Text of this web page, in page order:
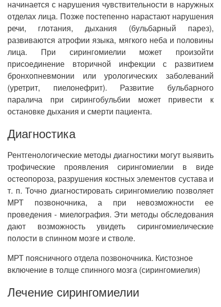
начинается с нарушения чувствительности в наружных
отделах лица. Позже постепенно нарастают нарушения
речи, глотания, дыхания (бульбарный парез),
развиваются атрофии языка, мягкого неба и половины
лица. При сирингомиелии может произойти
присоединение вторичной инфекции с развитием
бронхопневмонии или урологических заболеваний
(уретрит, пиелонефрит). Развитие бульбарного
паралича при сирингобульбии может привести к
остановке дыхания и смерти пациента.
Диагностика
Рентгенологические методы диагностики могут выявить
трофические проявления сирингомиелии в виде
остеопороза, разрушения костных элементов сустава и
т. п. Точно диагностировать сирингомиелию позволяет
МРТ позвоночника, а при невозможности ее
проведения - миелография. Эти методы обследования
дают возможность увидеть сирингомиелические
полости в спинном мозге и стволе.
МРТ поясничного отдела позвоночника. Кистозное
включение в толще спинного мозга (сирингомиелия)
Лечение сирингомиелии